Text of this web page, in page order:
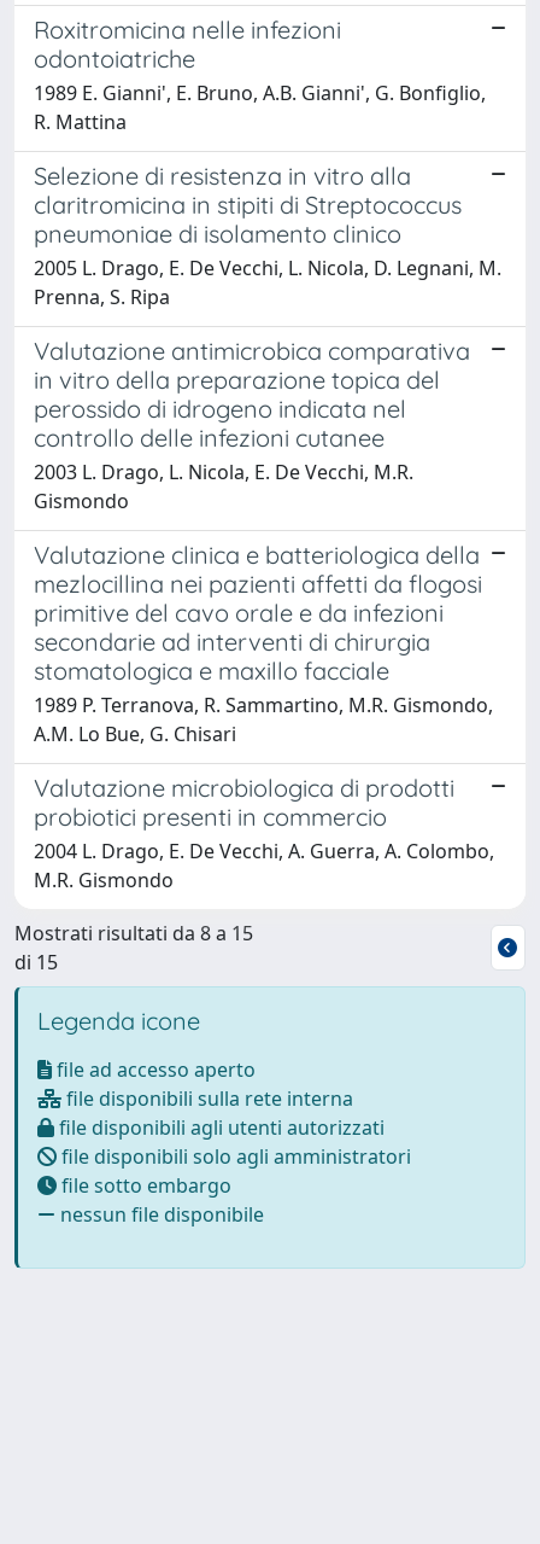
Roxitromicina nelle infezioni
odontoiatriche
1989 E. Gianni', E. Bruno, A.B. Gianni', G. Bonfiglio,
R. Mattina
Selezione di resistenza in vitro alla
claritromicina in stipiti di Streptococcus
pneumoniae di isolamento clinico
2005 L. Drago, E. De Vecchi, L. Nicola, D. Legnani, M.
Prenna, S. Ripa
Valutazione antimicrobica comparativa
in vitro della preparazione topica del
perossido di idrogeno indicata nel
controllo delle infezioni cutanee
2003 L. Drago, L. Nicola, E. De Vecchi, M.R.
Gismondo
Valutazione clinica e batteriologica della
mezlocillina nei pazienti affetti da flogosi
primitive del cavo orale e da infezioni
secondarie ad interventi di chirurgia
stomatologica e maxillo facciale
1989 P. Terranova, R. Sammartino, M.R. Gismondo,
A.M. Lo Bue, G. Chisari
Valutazione microbiologica di prodotti
probiotici presenti in commercio
2004 L. Drago, E. De Vecchi, A. Guerra, A. Colombo,
M.R. Gismondo
Mostrati risultati da 8 a 15
di 15
Legenda icone
file ad accesso aperto
file disponibili sulla rete interna
file disponibili agli utenti autorizzati
file disponibili solo agli amministratori
file sotto embargo
nessun file disponibile